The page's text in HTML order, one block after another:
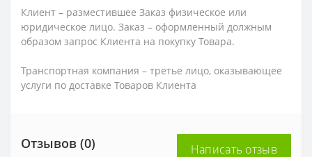
Клиент – разместившее Заказ физическое или
юридическое лицо. Заказ – оформленный должным
образом запрос Клиента на покупку Товара.
Транспортная компания – третье лицо, оказывающее
услуги по доставке Товаров Клиента
Отзывов (0) Написать отзыв